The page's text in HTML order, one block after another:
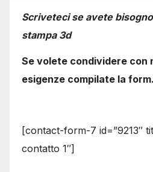
Scriveteci se avete
stampa 3d
Se volete condividere con
esigenze compilate la form.
[contact-form-7 id=”9213″
contatto 1″]